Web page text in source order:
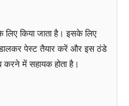
किया जाता है। इसके लिए
डालकर पेस्ट तैयार करें और इस ठंडे
में सहायक होता है।